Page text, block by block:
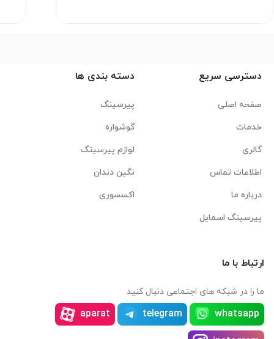
دسترسی سریع
صفحه اصلی
خدمات
گالری
اطلاعات تماس
درباره ما
پیرسینگ اسمایل
دسته بندی ها
پیرسینگ
گوشواره
لوازم پیرسینگ
نگین دندان
اکسسوری
ارتباط با ما
ما را در شبکه های اجتماعی دنبال کنید
whatsapp
telegram
aparat